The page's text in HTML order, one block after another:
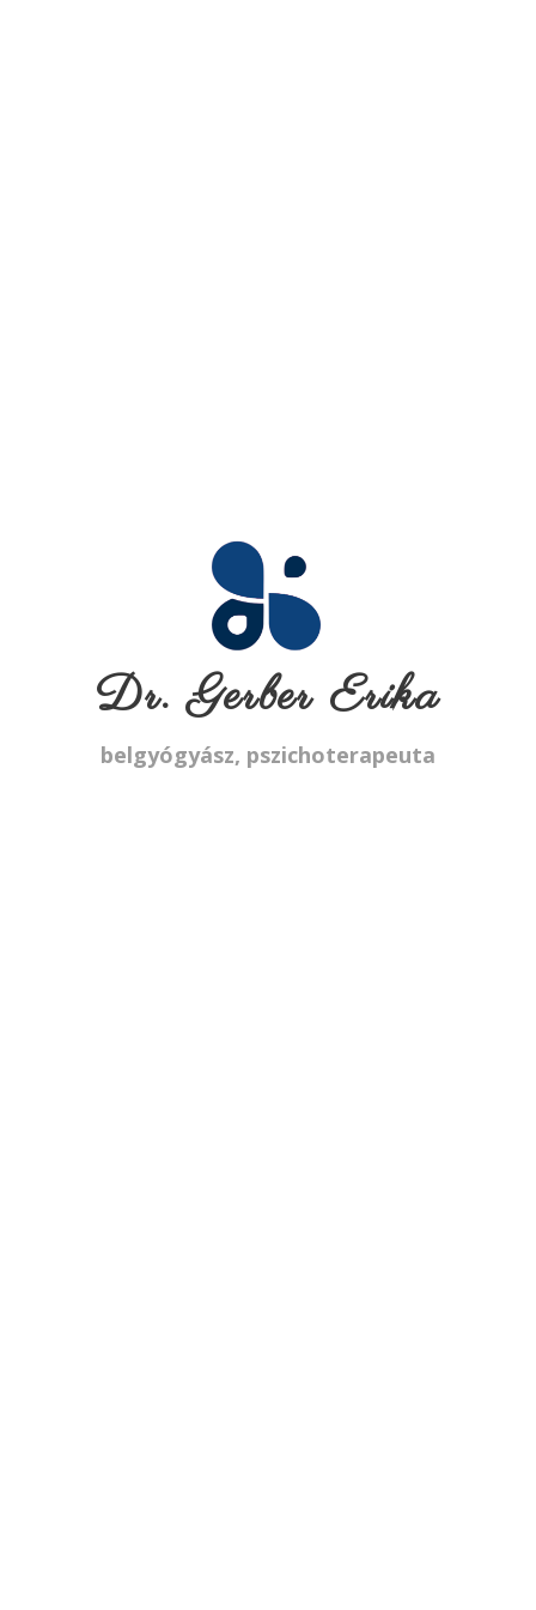
Dr. Gerber Erika
belgyógyász, pszichoterapeuta